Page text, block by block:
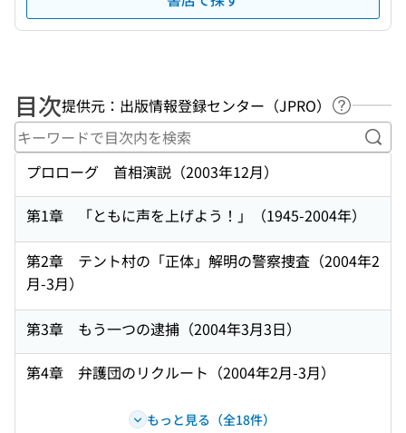
目次提供元：出版情報登録センター（JPRO）
ヘルプペ
キ
プロローグ 首相演説（2003年12月）
第1章 「ともに声を上げよう！」（1945-2004年）
第2章 テント村の「正体」解明の警察捜査（2004年2
月-3月）
第3章 もう一つの逮捕（2004年3月3日）
第4章 弁護団のリクルート（2004年2月-3月）
もっと見る（全18件）